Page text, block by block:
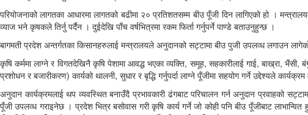
परियोजनाको लागतका आधारमा लागतको बढीमा २० प्रतिशतसम्म बीउ पूँजी दिन लागिएको हो ।
व्याज भने कृषकले तिर्नु पर्दैन । दुईदेखि पाँच वर्षभित्रमा रकम फिर्ता गर्नुपर्ने पाण्डे बताउनुहुन्छ ।
बागमती प्रदेश अन्तर्गतका किसानहरुलाई मन्त्रालयले अनुदानको सट्टामा बीउ पुजी उपलव्ध लगाउन
कृषि कर्ममा लाग्ने र विगतदेखिनै कृषि पेशामा आवद्ध भएका व्यक्ति, समूह, सहकारीलाई गाई, बाख्रा,
प्रशोधन र बजारीकरण) कार्यको थालनी, सुधार र बृद्धि गर्नुपर्दा लाग्ने पूँजीमा सहयोग गर्ने उद्देश्यले
अनुदान कार्यक्रमलाई थप व्यवस्थित बनाउँदै प्रभावकारी ढंगबाट परिचालन गर्न अनुदान प्रवाहको
पूँजी उपलव्ध गराइनेछ । प्रदेश भित्र बसोवास गरी कृषि कार्य गर्ने जो कोही पनि बीउ पूँजीबाट